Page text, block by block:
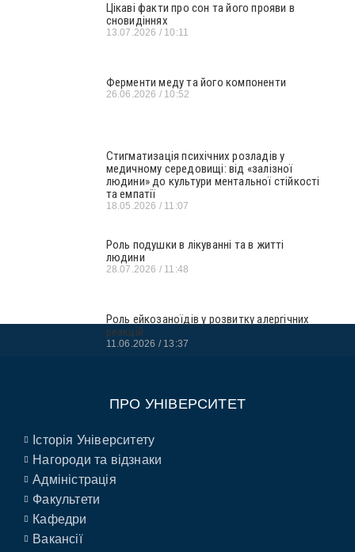
Цікаві факти про сон та його прояви в
сновидіннях
13.07.2026 10:11
Ферменти меду та його компоненти
26.06.2026 10:52
Стигматизація психічних розладів у
медичному середовищі: від «залізної
людини» до культури ментальної стійкості
та емпатії
18.05.2026 11:07
Роль подушки в лікуванні та в житті
людини
28.07.2026 11:48
Роль ейкозаноїдів у розвитку алергічних
реакцій
11.06.2026 13:37
ПРО УНІВЕРСИТЕТ
Історія Університету
Нагороди та відзнаки
Адміністрація
Факультети
Кафедри
Вакансії